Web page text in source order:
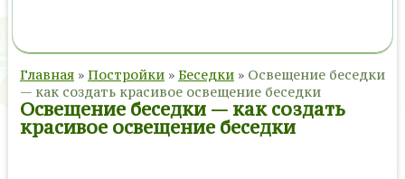
Главная » Постройки » Беседки » Освещение беседки
— как создать красивое освещение беседки
Освещение беседки — как создать
красивое освещение беседки